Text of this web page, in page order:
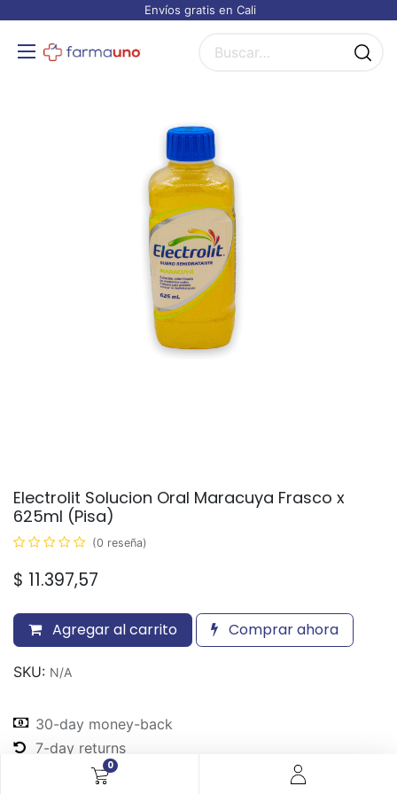
0
Envíos gratis en Cali
Electrolit Solucion Oral Maracuya Frasco x
625ml (Pisa)
(0 reseña)
$ 11.397,57
Agregar al carrito Comprar ahora
SKU: N/A
30-day money-back
7-day returns
Shipping: 2-3 Days